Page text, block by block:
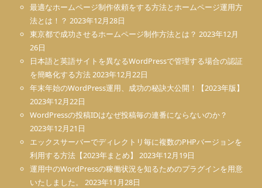
最適なホームページ制作依頼をする方法とホームページ運用方
法とは！？ 2023年12月28日
東京都で成功させるホームページ制作方法とは？ 2023年12月
26日
日本語と英語サイトを異なるWordPressで管理する場合の認証
を簡略化する方法2023年12月22日
年末年始のWordPress運用、成功の秘訣大公開！【2023年版】
2023年12月22日
WordPressの投稿IDはなぜ投稿毎の連番にならないのか？
2023年12月21日
エックスサーバーでディレクトリ毎に複数のPHPバージョンを
利用する方法【2023年まとめ】
2023年12月19日
運用中のWordPressの稼働状況を知るためのプラグインを用意
いたしました。
2023年11月28日